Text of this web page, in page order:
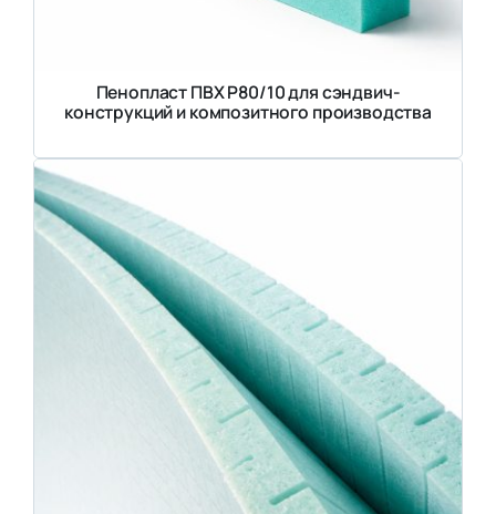
Пенопласт ПВХ Р80/10 для сэндвич-
конструкций и композитного производства